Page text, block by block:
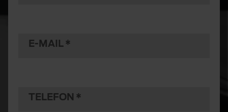
E-MAIL
TELEFON